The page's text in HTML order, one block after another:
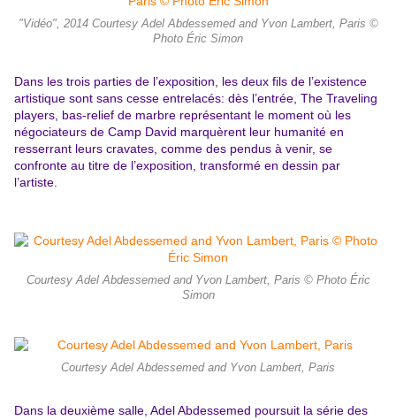
"Vidéo", 2014 Courtesy Adel Abdessemed and Yvon Lambert, Paris ©
Photo Éric Simon
Dans les trois parties de l’exposition, les deux fils de l’existence
artistique sont sans cesse entrelacés: dès l’entrée, The Traveling
players, bas-relief de marbre représentant le moment où les
négociateurs de Camp David marquèrent leur humanité en
resserrant leurs cravates, comme des pendus à venir, se
confronte au titre de l’exposition, transformé en dessin par
l’artiste.
Courtesy Adel Abdessemed and Yvon Lambert, Paris © Photo Éric
Simon
Courtesy Adel Abdessemed and Yvon Lambert, Paris
Dans la deuxième salle, Adel Abdessemed poursuit la série des